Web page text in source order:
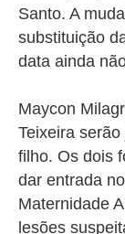
Santo. A
substituição
data ainda
Maycon
Teixeira serão
filho. Os dois
dar entrada
Maternidade
lesões